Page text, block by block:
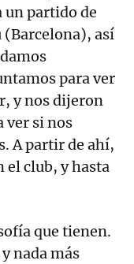
un partido de
(Barcelona), así
para ver
y nos dijeron
ver si nos
A partir de ahí,
el club, y hasta
que tienen.
nada más